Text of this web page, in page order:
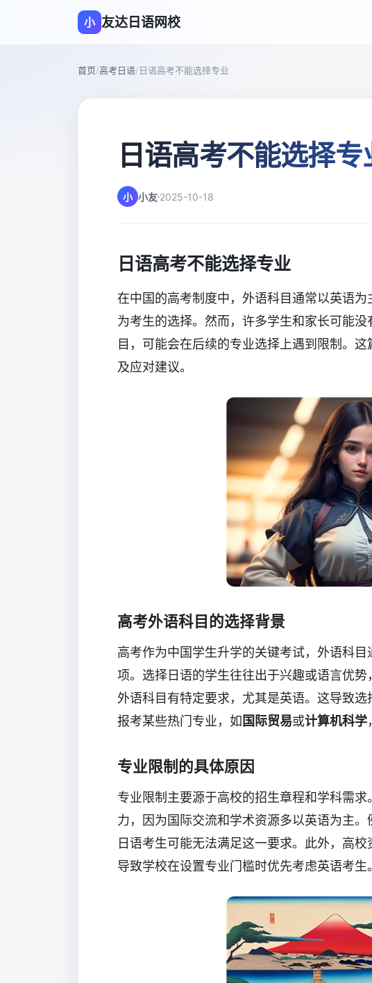
小 友达日语网校
首页/高考日语/日语高考不能选择专业
日语高考不能选择专
小 小友 2025-10-18
日语高考不能选择专业
在中国的高考制度中，外语科目通常以英语
为考生的选择。然而，许多学生和家长可能
目，可能会在后续的专业选择上遇到限制。
及应对建议。
高考外语科目的选择背景
高考作为中国学生升学的关键考试，外语科
项。选择日语的学生往往出于兴趣或语言优
外语科目有特定要求，尤其是英语。这导致
报考某些热门专业，如 国际贸易或计算机科学
专业限制的具体原因
专业限制主要源于高校的招生章程和学科需
力，因为国际交流和学术资源多以英语为主
日语考生可能无法满足这一要求。此外，高校
导致学校在设置专业门槛时优先考虑英语考生。